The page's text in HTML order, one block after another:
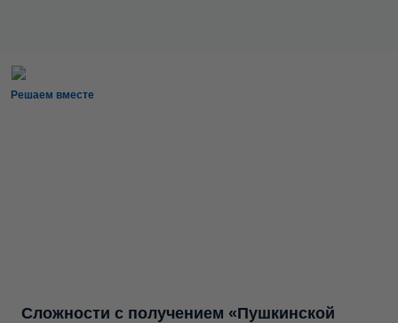
Решаем вместе
Сложности с получением «Пушкинской